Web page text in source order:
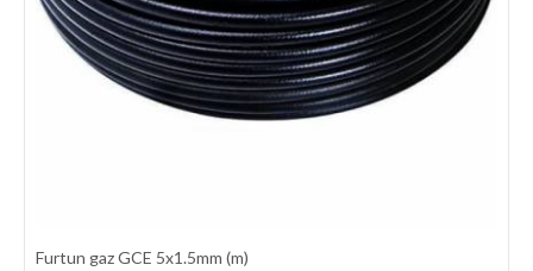
430 LEI
detalii
Furtun gaz GCE 5x1.5mm (m)